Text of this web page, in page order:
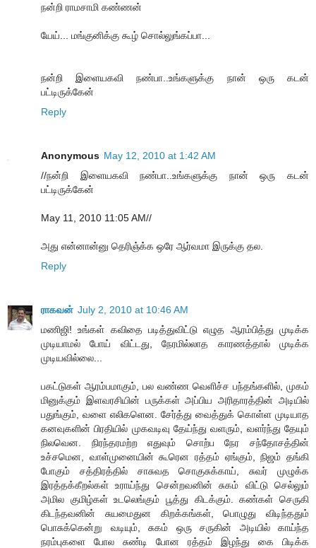
நன்றி ராமசாமி கண்ணன்
யேய்... மங்குனிக்கு கூழ் சொல்லுங்கப்பா...
நன்றி இளையகவி நண்பா..உங்களுக்கு நான் ஒரு கடன்
பட்டிருக்கேன்
Reply
Anonymous May 12, 2010 at 1:42 AM
//நன்றி இளையகவி நண்பா..உங்களுக்கு நான் ஒரு கடன்
பட்டிருக்கேன்
May 11, 2010 11:05 AM//
அது என்னான்னு தெரிஞ்க்க ஒரே ஆர்வமா இருக்கு தல.
Reply
ராகவன் July 2, 2010 at 10:46 AM
மணிஜி! உங்கள் கவிதை படித்துவிட்டு எழுத ஆரம்பித்து முடிக்க
முடியாமல் போய் விட்டது, நேரமில்லாத காரணத்தால் முடிக்க
முடியவில்லை...
பகட்டுகள் ஆரம்பமாகும், பல வண்ண வெளிச்ச பந்தங்களில், முகம்
மினுக்கும் இளவரசியின் பருக்கள் அப்பிய அரிதாரத்தின் அடியில்
பதுங்கும், வளை எலிகளென. சேர்த்து வைத்துக் கொள்ள முடியாத
கனவுகளின் பிரதியில் முகவடிவு தேய்ந்து வளரும், வளர்ந்து தேயும்
நிலவென. நிரந்தரமற்ற எதுவும் சொற்ப நேர சந்தோசத்தின்
உச்சமென, வாள்முனையின் கூரென ரத்தம் ஏங்கும், நிஜம் தங்கி
போகும் சத்திரத்தில் சாசுவத சொகுசுக்காய், சுவர் முழுக்க
இரத்தக்கீறல்கள் உராய்ந்து சென்றவனின் சுகம் விட்டு செல்லும்
அமில குமிழ்கள் உடலெங்கும் பூத்து கிடக்கும். கண்கள் செருகி
கிடந்தவனின் சுயமைதுன கிறக்கங்கள், பொழுது விடிந்ததும்
பொசுக்கென்று வடியும், சுகம் ஒரு சருகின் அடியில் காய்ந்த
நரம்புகளை போல சுண்டி போன ரத்தம் இழந்து கை பிடிக்க